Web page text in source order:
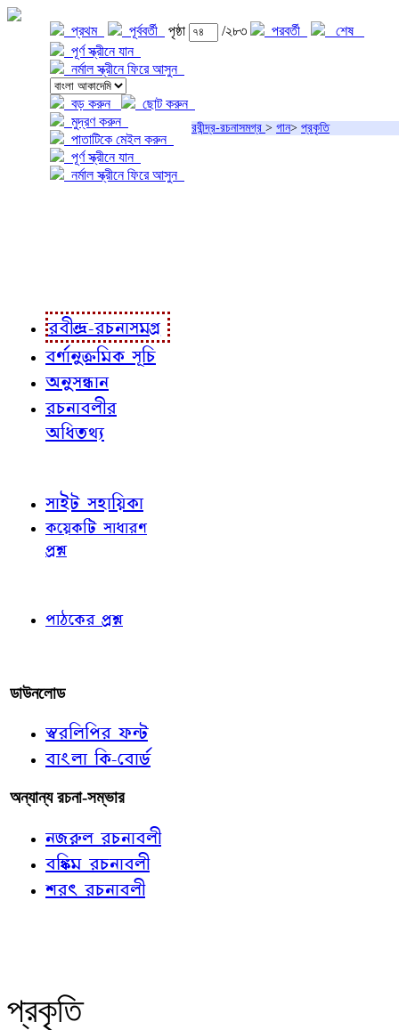
প্রথম পূর্ববর্তী পৃষ্ঠা /২৮৩ পরবর্তী
শেষ
পূর্ণ স্ক্রীনে যান
নর্মাল স্ক্রীনে ফিরে আসুন
বড় করুন
ছোট করুন
মুদ্রণ করুন
পাতাটিকে মেইল করুন
পূর্ণ স্ক্রীনে যান
নর্মাল স্ক্রীনে ফিরে আসুন
রবীন্দ্র-রচনাসমগ্র > গান> প্রকৃতি
রবীন্দ্র-রচনাসমগ্র
বর্ণানুক্রমিক সূচি
অনুসন্ধান
রচনাবলীর
অধিতথ্য
সাইট সহায়িকা
কয়েকটি সাধারণ
প্রশ্ন
পাঠকের প্রশ্ন
ডাউনলোড
স্বরলিপির ফন্ট
বাংলা কি-বোর্ড
অন্যান্য রচনা-সম্ভার
নজরুল রচনাবলী
বঙ্কিম রচনাবলী
শরৎ রচনাবলী
প্রকৃতি